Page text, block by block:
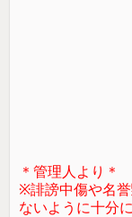
＊管理人より＊
※誹謗中傷や名
ないように十分